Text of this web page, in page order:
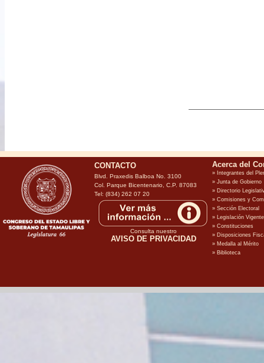
CONTACTO
Blvd. Praxedis Balboa No. 3100
Col. Parque Bicentenario, C.P. 87083
Tel: (834) 262 07 20
Consulta nuestro
AVISO DE PRIVACIDAD